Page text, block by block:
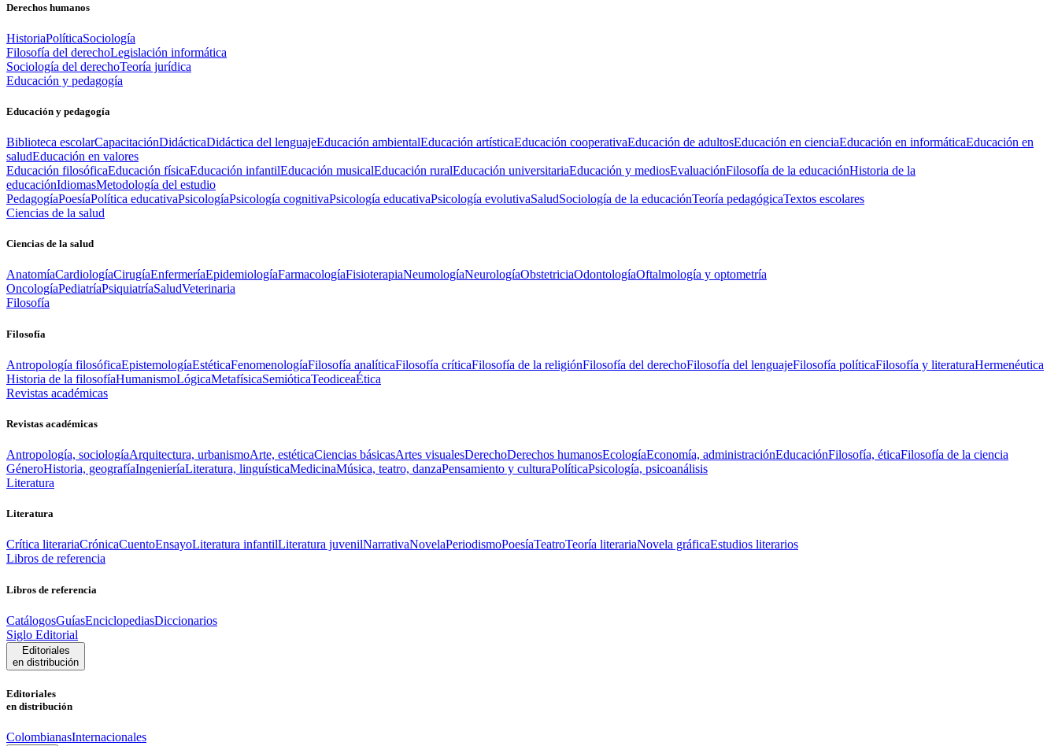
Derechos humanos
HistoriaPolíticaSociología
Filosofía del derechoLegislación informática
Sociología del derechoTeoría jurídica
Educación y pedagogía
Educación y pedagogía
Biblioteca escolarCapacitaciónDidácticaDidáctica del lenguajeEducación ambientalEducación artísticaEducación cooperativaEducación de adultosEducación en cienciaEducación en informáticaEducación en
saludEducación en valores
Educación filosóficaEducación físicaEducación infantilEducación musicalEducación ruralEducación universitariaEducación y mediosEvaluaciónFilosofía de la educaciónHistoria de la
educaciónIdiomasMetodología del estudio
PedagogíaPoesíaPolítica educativaPsicologíaPsicología cognitivaPsicología educativaPsicología evolutivaSaludSociología de la educaciónTeoría pedagógicaTextos escolares
Ciencias de la salud
Ciencias de la salud
AnatomíaCardiologíaCirugíaEnfermeríaEpidemiologíaFarmacologíaFisioterapiaNeumologíaNeurologíaObstetriciaOdontologíaOftalmología y optometría
OncologíaPediatríaPsiquiatríaSaludVeterinaria
Filosofía
Filosofía
Antropología filosóficaEpistemologíaEstéticaFenomenologíaFilosofía analíticaFilosofía críticaFilosofía de la religiónFilosofía del derechoFilosofía del lenguajeFilosofía políticaFilosofía y literaturaHermenéutica
Historia de la filosofíaHumanismoLógicaMetafísicaSemióticaTeodiceaÉtica
Revistas académicas
Revistas académicas
Antropología, sociologíaArquitectura, urbanismoArte, estéticaCiencias básicasArtes visualesDerechoDerechos humanosEcologíaEconomía, administraciónEducaciónFilosofía, éticaFilosofía de la ciencia
GéneroHistoria, geografíaIngenieríaLiteratura, linguísticaMedicinaMúsica, teatro, danzaPensamiento y culturaPolíticaPsicología, psicoanálisis
Literatura
Literatura
Crítica literariaCrónicaCuentoEnsayoLiteratura infantilLiteratura juvenilNarrativaNovelaPeriodismoPoesíaTeatroTeoría literariaNovela gráficaEstudios literarios
Libros de referencia
Libros de referencia
CatálogosGuíasEnciclopediasDiccionarios
Siglo Editorial
Editoriales
en distribución
Editoriales
en distribución
ColombianasInternacionales